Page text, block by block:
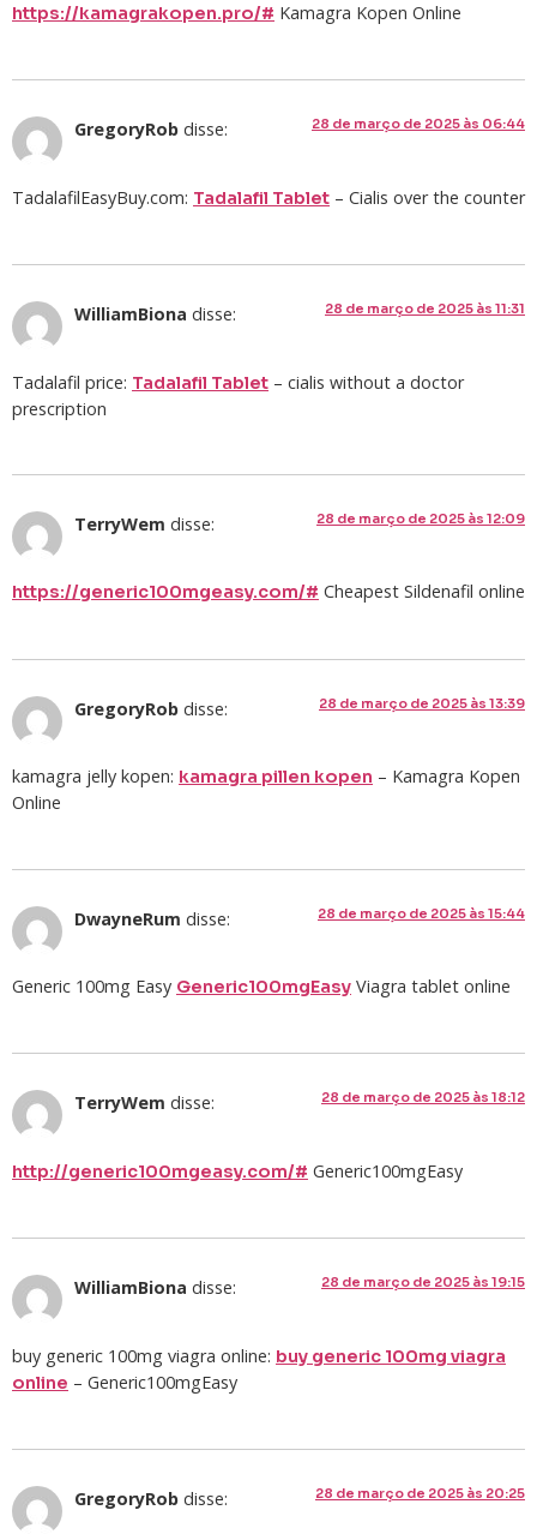
https://kamagrakopen.pro/# Kamagra Kopen Online
GregoryRob disse: 28 de março de 2025 às 06:44
TadalafilEasyBuy.com: Tadalafil Tablet – Cialis over the counter
WilliamBiona disse: 28 de março de 2025 às 11:31
Tadalafil price: Tadalafil Tablet – cialis without a doctor
prescription
TerryWem disse: 28 de março de 2025 às 12:09
https://generic100mgeasy.com/# Cheapest Sildenafil online
GregoryRob disse: 28 de março de 2025 às 13:39
kamagra jelly kopen: kamagra pillen kopen – Kamagra Kopen
Online
DwayneRum disse: 28 de março de 2025 às 15:44
Generic 100mg Easy Generic100mgEasy Viagra tablet online
TerryWem disse: 28 de março de 2025 às 18:12
http://generic100mgeasy.com/# Generic100mgEasy
WilliamBiona disse: 28 de março de 2025 às 19:15
buy generic 100mg viagra online: buy generic 100mg viagra
online – Generic100mgEasy
GregoryRob disse: 28 de março de 2025 às 20:25